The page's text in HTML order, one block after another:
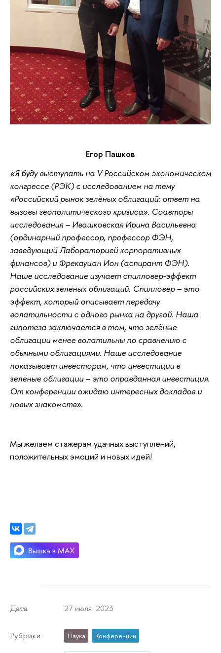
Егор Пашков
«Я буду выступать на V Российском экономическом
конгрессе (РЭК) с исследованием на тему
«Российский рынок зелёных облигаций: ответ на
вызовы геополитического кризиса». Соавторы
исследования – Ивашковская Ирина Васильевна
(ординарный профессор, профессор ФЭН,
заведующий Лабораторией корпоративных
финансов) и Фрекауцан Ион (аспирант ФЭН).
Наше исследование изучает спилловер-эффект
российских зелёных облигаций. Спилловер – это
эффект, который описывает передачу
волатильности с одного рынка на другой. Наша
гипотеза заключается в том, что зелёные
облигации менее волатильны по сравнению с
обычными облигациями. Наше исследование
показывает инвесторам, что инвестиции в
зелёные облигации – это оправданная инвестиция.
От конференции ожидаю интересных докладов и
новых знакомств».
Мы желаем стажерам удачных выступлений,
положительных эмоций и новых идей!
Дата 27 июля 2023
Рубрики Наука Конференции